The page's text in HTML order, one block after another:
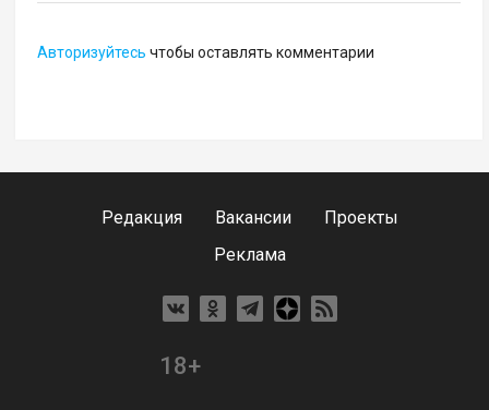
Авторизуйтесь чтобы оставлять комментарии
Редакция Вакансии
Проекты
Реклама
18+